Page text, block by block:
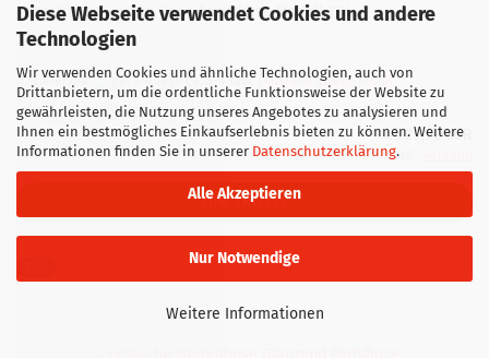
Diese Webseite verwendet Cookies und andere
Technologien
Wir verwenden Cookies und ähnliche Technologien, auch von
Drittanbietern, um die ordentliche Funktionsweise der Website zu
gewährleisten, die Nutzung unseres Angebotes zu analysieren und
Ihnen ein bestmögliches Einkaufserlebnis bieten zu können. Weitere
Informationen finden Sie in unserer Datenschutzerklärung.
Alle Akzeptieren
Nur Notwendige
Weitere Informationen
ge­streif­te Her­ren Hose An­zug­ho­se Mo­dell 11H
Lieferzeit: ca. 3-4 Tage (Ausland abweichend)
ab 29,90 EUR
inkl. 19% MwSt. zzgl.
ZUM ARTIKEL